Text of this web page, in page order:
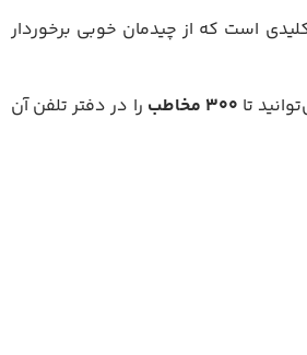
است که از چیدمان خوبی برخوردار
تا ۳۰۰ مخاطب را در دفتر تلفن آن